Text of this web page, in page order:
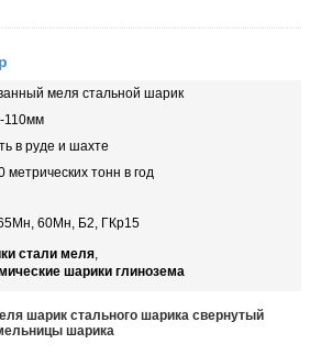
меля стальной шарик
110мм
в руде и шахте
метрических тонн в год
60Мн, Б2, ГКр15
стали меля,
шарики глинозема
шарик стального шарика свернутый
шарика